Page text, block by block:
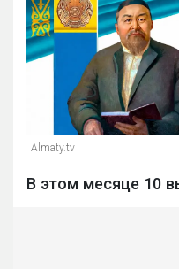
Almaty.tv
В этом месяце 10